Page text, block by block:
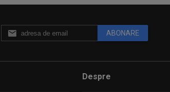
ABONARE
Despre